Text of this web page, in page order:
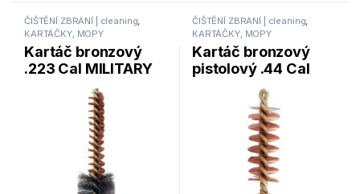
ČIŠTĚNÍ ZBRANÍ | cleaning,
KARTÁČKY, MOPY
Kartáč bronzový
.223 Cal MILITARY
STYLE Pro-Shot
Products (223CH)
ČIŠTĚNÍ ZBRANÍ | cleaning,
KARTÁČKY, MOPY
Kartáč bronzový
pistolový .44 Cal
Pro-Shot Products